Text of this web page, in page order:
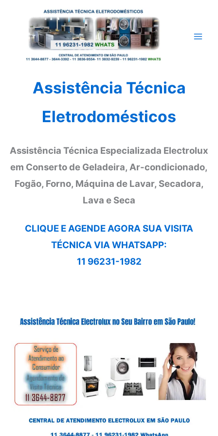
conteúdo
Assistência Técnica
Eletrodomésticos
Assistência Técnica Especializada Electrolux
em Conserto de Geladeira, Ar-condicionado,
Fogão, Forno, Máquina de Lavar, Secadora,
Lava e Seca
CLIQUE E AGENDE AGORA SUA VISITA
TÉCNICA VIA WHATSAPP:
11 96231-1982